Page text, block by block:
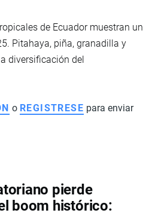
de Ecuador muestran un
Pitahaya, piña, granadilla y
diversificación del
o REGISTRESE para enviar
pierde
boom histórico: